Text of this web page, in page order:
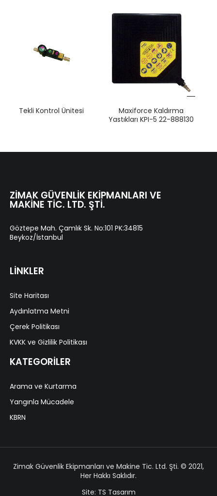
Tekli Kontrol Ünitesi
Maxiforce Kaldırma
Yastıkları KPI-5 22-888130
ZIMAK GÜVENLIK EKIPMANLARI VE
MAKINE TIC. LTD. ŞTI.
Göztepe Mah. Çamlık Sk. No:101 PK:34815
Beykoz/İstanbul
LİNKLER
Site Haritası
Aydınlatma Metni
Çerek Politikası
KVKK ve Gizlilik Politikası
KATEGORİLER
Arama ve Kurtarma
Yangınla Mücadele
KBRN
Zimak Güvenlik Ekipmanları ve Makine Tic. Ltd. Şti. © 2021,
Her Hakkı Saklıdır.
Site: TS Tasarım